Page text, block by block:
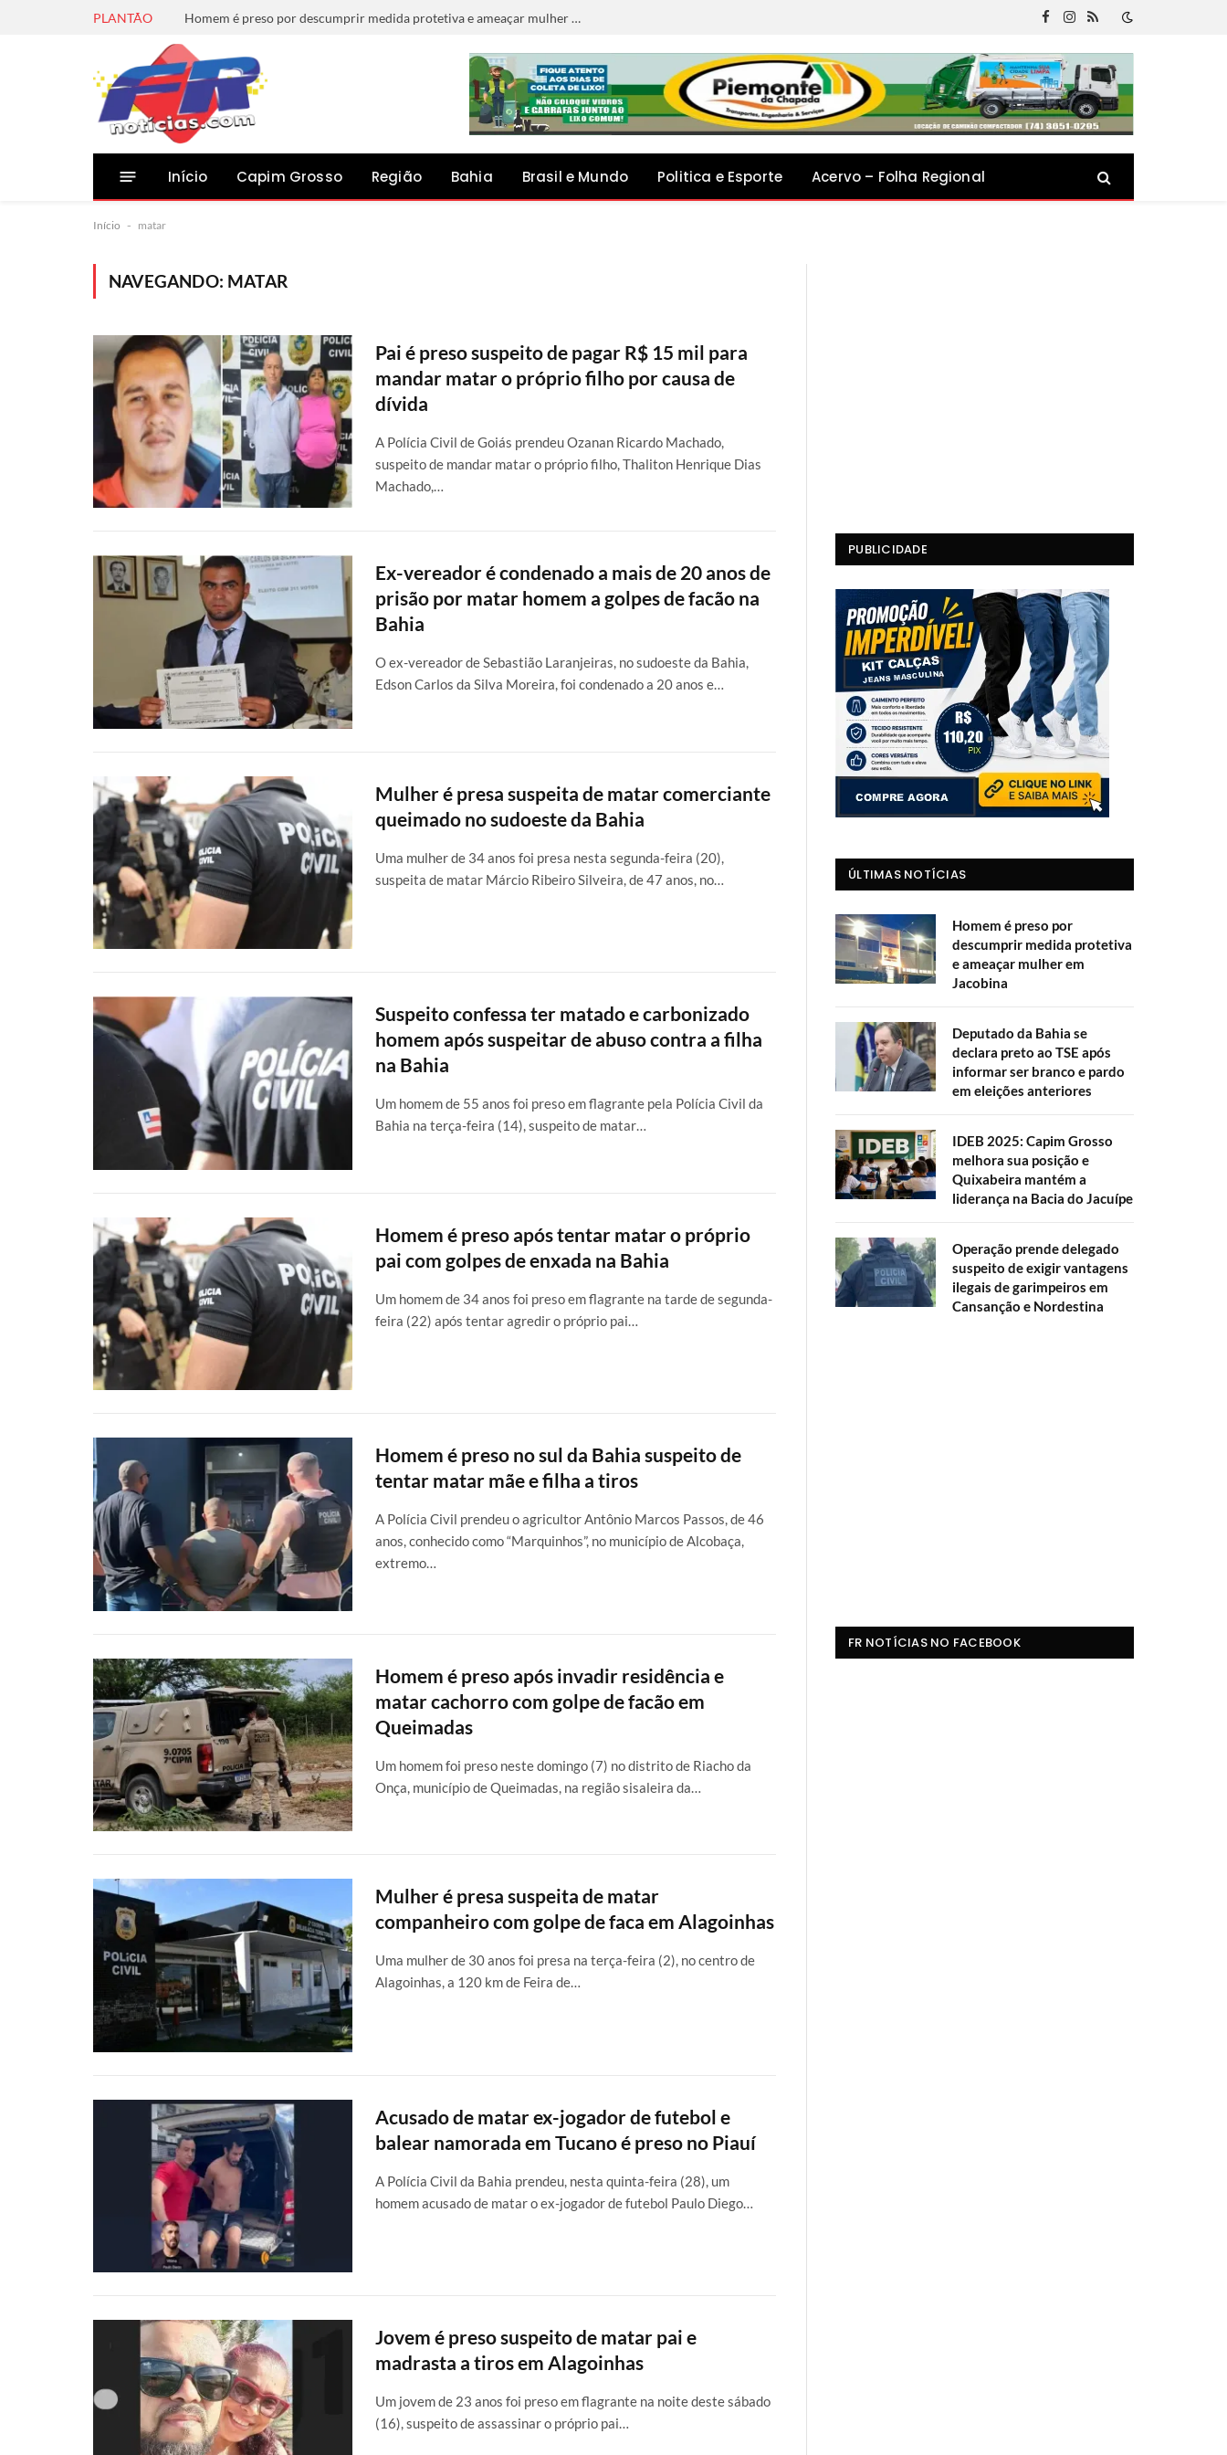
PLANTÃO Homem é preso por descumprir medida protetiva e ameaçar mulher em Jacobina
Facebook
Instagram
RSS
Início Capim Grosso Região Bahia Brasil e Mundo Politica e Esporte Acervo – Folha Regional
Início - matar
NAVEGANDO: MATAR
Pai é preso suspeito de pagar R$ 15 mil para
mandar matar o próprio filho por causa de
dívida
A Polícia Civil de Goiás prendeu Ozanan Ricardo Machado,
suspeito de mandar matar o próprio filho, Thaliton Henrique Dias
Machado,…
Ex-vereador é condenado a mais de 20 anos de
prisão por matar homem a golpes de facão na
Bahia
O ex-vereador de Sebastião Laranjeiras, no sudoeste da Bahia,
Edson Carlos da Silva Moreira, foi condenado a 20 anos e…
Mulher é presa suspeita de matar comerciante
queimado no sudoeste da Bahia
Uma mulher de 34 anos foi presa nesta segunda-feira (20),
suspeita de matar Márcio Ribeiro Silveira, de 47 anos, no…
Suspeito confessa ter matado e carbonizado
homem após suspeitar de abuso contra a filha
na Bahia
Um homem de 55 anos foi preso em flagrante pela Polícia Civil da
Bahia na terça-feira (14), suspeito de matar…
Homem é preso após tentar matar o próprio
pai com golpes de enxada na Bahia
Um homem de 34 anos foi preso em flagrante na tarde de segunda-
feira (22) após tentar agredir o próprio pai…
Homem é preso no sul da Bahia suspeito de
tentar matar mãe e filha a tiros
A Polícia Civil prendeu o agricultor Antônio Marcos Passos, de 46
anos, conhecido como “Marquinhos”, no município de Alcobaça,
extremo…
Homem é preso após invadir residência e
matar cachorro com golpe de facão em
Queimadas
Um homem foi preso neste domingo (7) no distrito de Riacho da
Onça, município de Queimadas, na região sisaleira da…
Mulher é presa suspeita de matar
companheiro com golpe de faca em Alagoinhas
Uma mulher de 30 anos foi presa na terça-feira (2), no centro de
Alagoinhas, a 120 km de Feira de…
Acusado de matar ex-jogador de futebol e
balear namorada em Tucano é preso no Piauí
A Polícia Civil da Bahia prendeu, nesta quinta-feira (28), um
homem acusado de matar o ex-jogador de futebol Paulo Diego…
Jovem é preso suspeito de matar pai e
madrasta a tiros em Alagoinhas
Um jovem de 23 anos foi preso em flagrante na noite deste sábado
(16), suspeito de assassinar o próprio pai…
PUBLICIDADE
ÚLTIMAS NOTÍCIAS
Homem é preso por
descumprir medida protetiva
e ameaçar mulher em
Jacobina
Deputado da Bahia se
declara preto ao TSE após
informar ser branco e pardo
em eleições anteriores
IDEB 2025: Capim Grosso
melhora sua posição e
Quixabeira mantém a
liderança na Bacia do Jacuípe
Operação prende delegado
suspeito de exigir vantagens
ilegais de garimpeiros em
Cansanção e Nordestina
FR NOTÍCIAS NO FACEBOOK